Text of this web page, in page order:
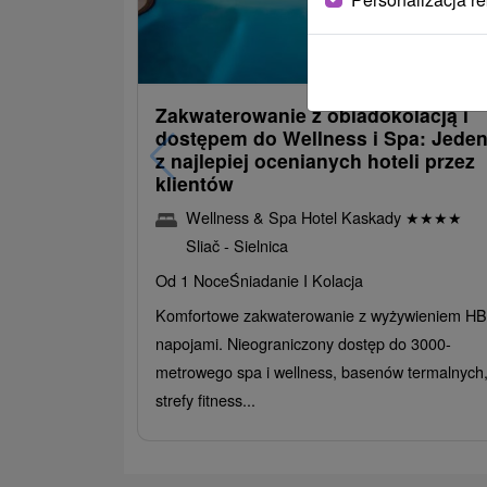
Zakwaterowanie z obiadokolacją i
dostępem do Wellness i Spa: Jeden
z najlepiej ocenianych hoteli przez
klientów
Wellness & Spa Hotel Kaskady ★★★★
Sliač - Sielnica
Od 1 NoceŚniadanie I Kolacja
Komfortowe zakwaterowanie z wyżywieniem
napojami. Nieograniczony dostęp do 3000-
metrowego spa i wellness, basenów termalnych,
strefy fitness...